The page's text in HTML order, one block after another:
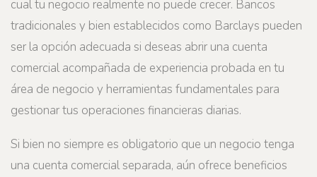
cual tu negocio realmente no puede crecer. Bancos
tradicionales y bien establecidos como Barclays pueden
ser la opción adecuada si deseas abrir una cuenta
comercial acompañada de experiencia probada en tu
área de negocio y herramientas fundamentales para
gestionar tus operaciones financieras diarias.
Si bien no siempre es obligatorio que un negocio tenga
una cuenta comercial separada, aún ofrece beneficios